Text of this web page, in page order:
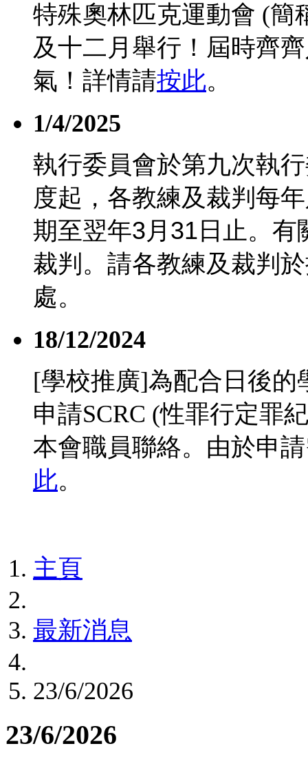
特殊奧林匹克運動會 (簡
及十二月舉行！屆時齊
氣！詳情請按此。
1/4/2025
執行委員會於第九次執
度起，各教練及裁判每
期至翌年3月 31 日止。
裁判。請各教練及裁判
處。
18/12/2024
[學校推廣]為配合日後的
申請SCRC (性罪行定罪
本會職員聯絡。由於申
此。
主頁
最新消息
23/6/2026
23/6/2026